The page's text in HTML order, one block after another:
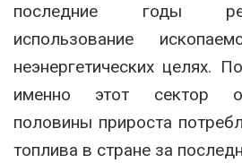
последние годы
использование
неэнергетических целях.
именно этот сектор
половины прироста
топлива в стране за